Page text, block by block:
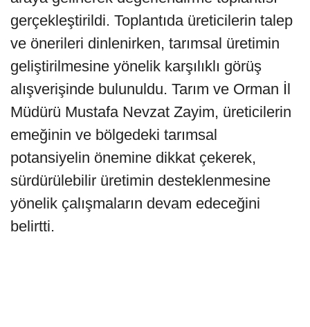
gerçekleştirildi. Toplantıda üreticilerin talep
ve önerileri dinlenirken, tarımsal üretimin
geliştirilmesine yönelik karşılıklı görüş
alışverişinde bulunuldu. Tarım ve Orman İl
Müdürü Mustafa Nevzat Zayim, üreticilerin
emeğinin ve bölgedeki tarımsal
potansiyelin önemine dikkat çekerek,
sürdürülebilir üretimin desteklenmesine
yönelik çalışmaların devam edeceğini
belirtti.